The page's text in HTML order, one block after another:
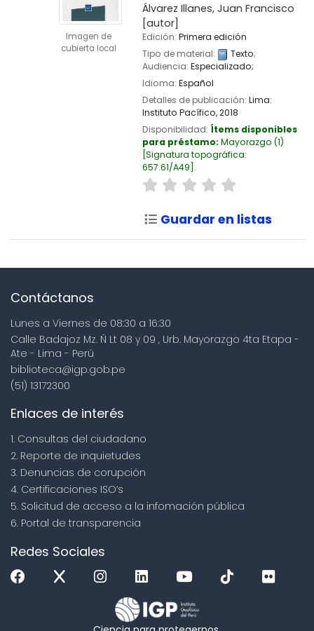
Imagen de
cubierta local
Álvarez Illanes, Juan Francisco
[autor]
Edición: Primera edición
Tipo de material:
Texto;
Audiencia: Especializado;
Idioma: Español
Detalles de publicación: Lima:
Instituto Pacífico,2018
Disponibilidad: Ítems disponibles
para préstamo: Mayorazgo (1)
Signatura topográfica:
657.61/A49 .
Guardar en listas
Contáctanos
Lunes a Viernes de 08:30 a 16:30
Calle Badajoz Mz. Ñ Lt 08 y 09 , Urb. Mayorazgo 4ta Etapa -
Ate - Lima - Perú
biblioteca@igp.gob.pe
(51) 13172300
Enlaces de interés
1. Consultas del ciudadano
2. Reporte de inquietudes
3. Denuncias de corupción
4. Certificaciones ISO’s
5. Solicitud de acceso a la infomación pública
6. Portal de transparencia
Redes Sociales